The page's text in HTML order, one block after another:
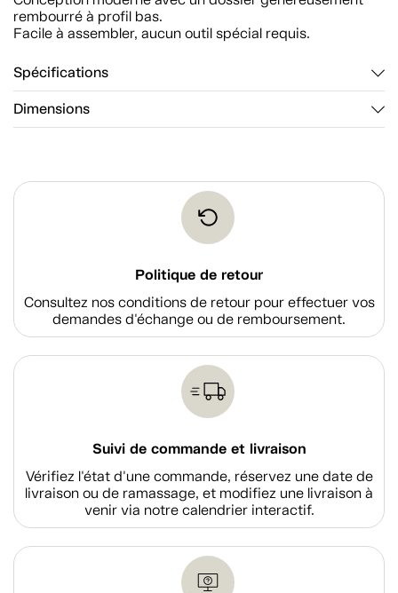
rembourré à profil bas.
Facile à assembler, aucun outil spécial requis.
Spécifications
Dimensions
Politique de retour
Consultez nos conditions de retour pour effectuer vos
demandes d'échange ou de remboursement.
Suivi de commande et livraison
Vérifiez l'état d'une commande, réservez une date de
livraison ou de ramassage, et modifiez une livraison à
venir via notre calendrier interactif.